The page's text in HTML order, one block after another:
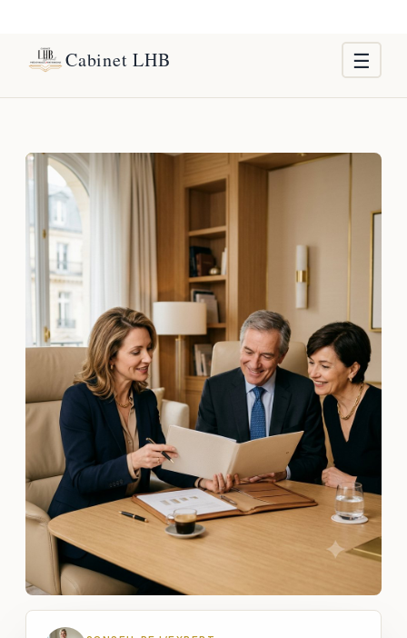
Cabinet LHB ☰
Le cabinet
Nos solutions
Frontaliers Suisse
Actualités
Contact